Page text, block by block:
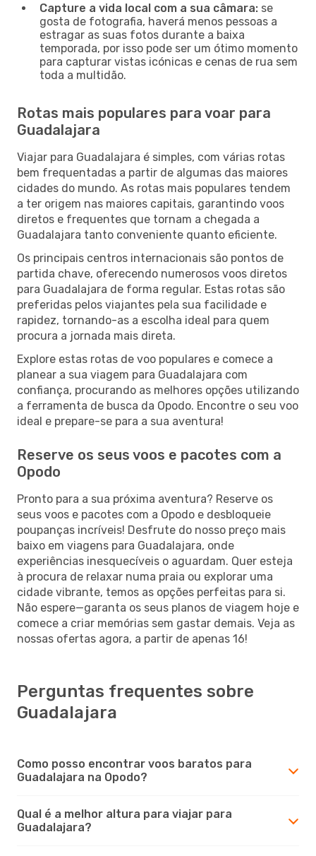
Capture a vida local com a sua câmara: se
gosta de fotografia, haverá menos pessoas a
estragar as suas fotos durante a baixa
temporada, por isso pode ser um ótimo momento
para capturar vistas icónicas e cenas de rua sem
toda a multidão.
Rotas mais populares para voar para
Guadalajara
Viajar para Guadalajara é simples, com várias rotas
bem frequentadas a partir de algumas das maiores
cidades do mundo. As rotas mais populares tendem
a ter origem nas maiores capitais, garantindo voos
diretos e frequentes que tornam a chegada a
Guadalajara tanto conveniente quanto eficiente.
Os principais centros internacionais são pontos de
partida chave, oferecendo numerosos voos diretos
para Guadalajara de forma regular. Estas rotas são
preferidas pelos viajantes pela sua facilidade e
rapidez, tornando-as a escolha ideal para quem
procura a jornada mais direta.
Explore estas rotas de voo populares e comece a
planear a sua viagem para Guadalajara com
confiança, procurando as melhores opções utilizando
a ferramenta de busca da Opodo. Encontre o seu voo
ideal e prepare-se para a sua aventura!
Reserve os seus voos e pacotes com a
Opodo
Pronto para a sua próxima aventura? Reserve os
seus voos e pacotes com a Opodo e desbloqueie
poupanças incríveis! Desfrute do nosso preço mais
baixo em viagens para Guadalajara, onde
experiências inesquecíveis o aguardam. Quer esteja
à procura de relaxar numa praia ou explorar uma
cidade vibrante, temos as opções perfeitas para si.
Não espere—garanta os seus planos de viagem hoje e
comece a criar memórias sem gastar demais. Veja as
nossas ofertas agora, a partir de apenas 16!
Perguntas frequentes sobre
Guadalajara
Como posso encontrar voos baratos para
Guadalajara na Opodo?
Qual é a melhor altura para viajar para
Guadalajara?